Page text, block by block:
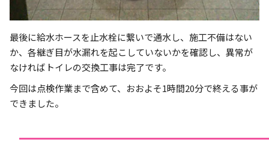
最後に給水ホースを止水栓に繋いで通水し、施工不備はない
か、各継ぎ目が水漏れを起こしていないかを確認し、異常が
なければトイレの交換工事は完了です。
今回は点検作業まで含めて、おおよそ1時間20分で終える事が
できました。